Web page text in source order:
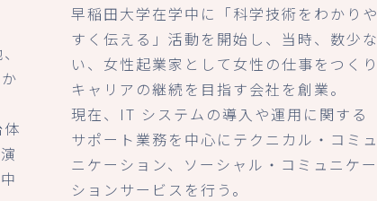
早稲田大学在学中に「科学技術をわかりや
すく伝える」活動を開始し、当時、数少な
い、女性起業家として女性の仕事をつくり
キャリアの継続を目指す会社を創業。
現在、IT システムの導入や運用に関する
サポート業務を中心にテクニカル・コミュ
ニケーション、ソーシャル・コミュニケー
ションサービスを行う。